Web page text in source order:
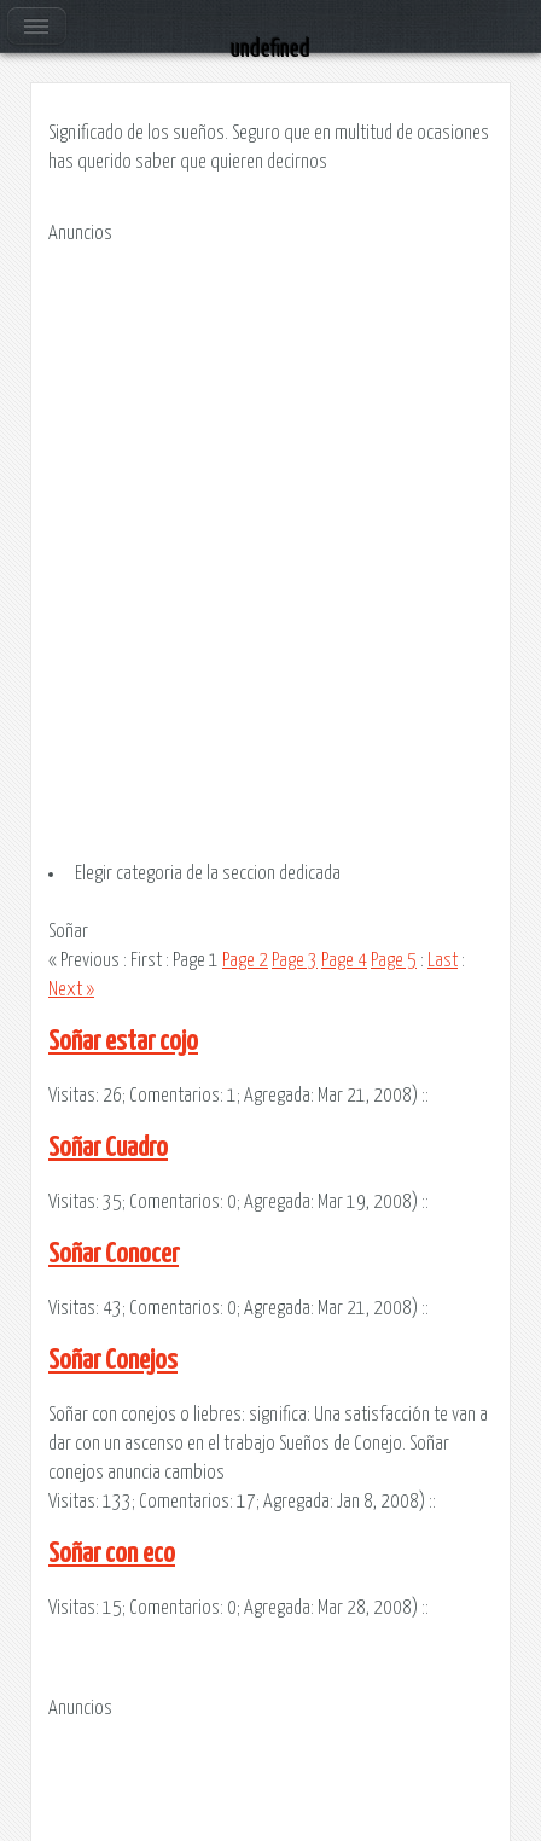
Significado c
Significado de los sueños. Seguro que en multitud de ocasiones
has querido saber que quieren decirnos
Anuncios
Elegir categoria de la seccion dedicada
Soñar
« Previous : First : Page 1 Page 2 Page 3 Page 4 Page 5 : Last :
Next »
Soñar estar cojo
Visitas: 26; Comentarios: 1; Agregada: Mar 21, 2008) ::
Soñar Cuadro
Visitas: 35; Comentarios: 0; Agregada: Mar 19, 2008) ::
Soñar Conocer
Visitas: 43; Comentarios: 0; Agregada: Mar 21, 2008) ::
Soñar Conejos
Soñar con conejos o liebres: significa: Una satisfacción te van a
dar con un ascenso en el trabajo Sueños de Conejo. Soñar
conejos anuncia cambios
Visitas: 133; Comentarios: 17; Agregada: Jan 8, 2008) ::
Soñar con eco
Visitas: 15; Comentarios: 0; Agregada: Mar 28, 2008) ::
Anuncios
undefined